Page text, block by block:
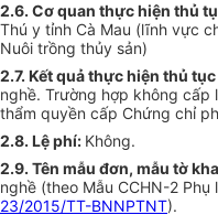
2.6. Cơ quan thực hiện thủ
Thú y tỉnh Cà Mau (lĩnh vực
Nuôi trồng thủy sản)
2.7. Kết quả thực hiện thủ
nghề. Trường hợp không cấp
thẩm quyền cấp Chứng chỉ
2.8. Lệ phí: Không.
2.9. Tên mẫu đơn, mẫu tờ
nghề (theo Mẫu CCHN-2
23/2015/TT-BNNPTNT).